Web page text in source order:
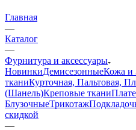
Главная
—
Каталог
—
Фурнитура и аксессуары
НовинкиДемисезонныеКожа и
тканиКурточная, Пальтовая,
(Шанель)Креповые ткани
БлузочныеТрикотаж
скидкой
—